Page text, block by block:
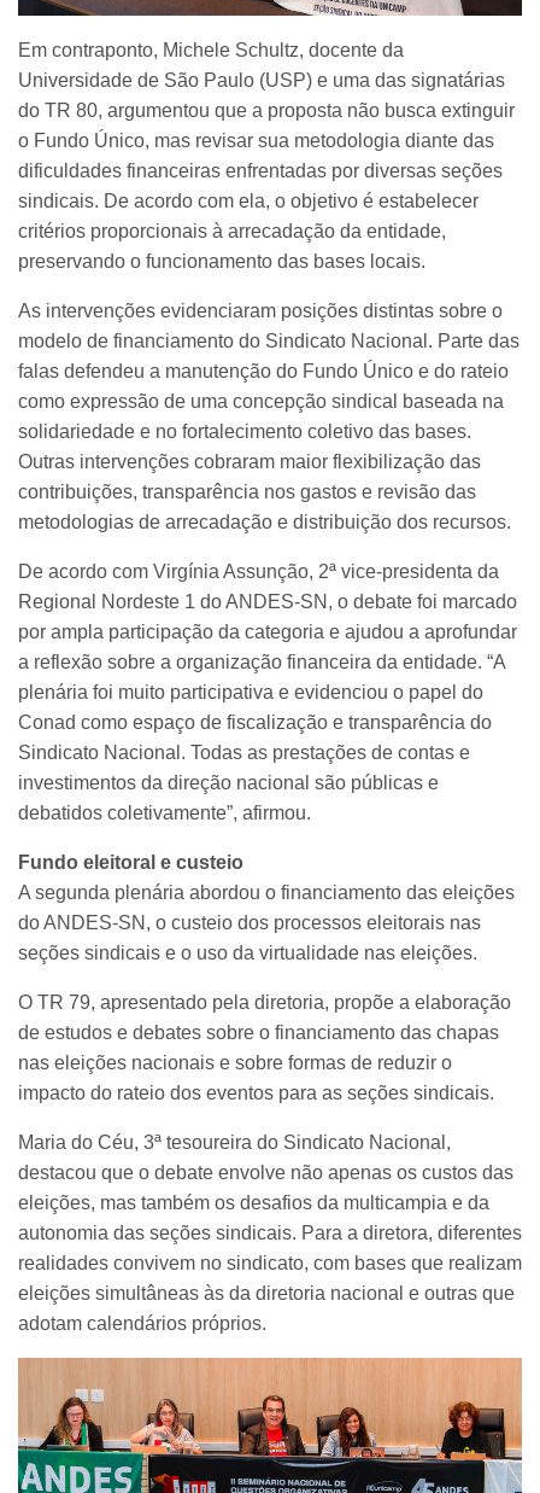
Em contraponto, Michele Schultz, docente da
Universidade de São Paulo (USP) e uma das signatárias
do TR 80, argumentou que a proposta não busca extinguir
o Fundo Único, mas revisar sua metodologia diante das
dificuldades financeiras enfrentadas por diversas seções
sindicais. De acordo com ela, o objetivo é estabelecer
critérios proporcionais à arrecadação da entidade,
preservando o funcionamento das bases locais.
As intervenções evidenciaram posições distintas sobre o
modelo de financiamento do Sindicato Nacional. Parte das
falas defendeu a manutenção do Fundo Único e do rateio
como expressão de uma concepção sindical baseada na
solidariedade e no fortalecimento coletivo das bases.
Outras intervenções cobraram maior flexibilização das
contribuições, transparência nos gastos e revisão das
metodologias de arrecadação e distribuição dos recursos.
De acordo com Virgínia Assunção, 2ª vice-presidenta da
Regional Nordeste 1 do ANDES-SN, o debate foi marcado
por ampla participação da categoria e ajudou a aprofundar
a reflexão sobre a organização financeira da entidade. “A
plenária foi muito participativa e evidenciou o papel do
Conad como espaço de fiscalização e transparência do
Sindicato Nacional. Todas as prestações de contas e
investimentos da direção nacional são públicas e
debatidos coletivamente”, afirmou.
Fundo eleitoral e custeio
A segunda plenária abordou o financiamento das eleições
do ANDES-SN, o custeio dos processos eleitorais nas
seções sindicais e o uso da virtualidade nas eleições.
O TR 79, apresentado pela diretoria, propõe a elaboração
de estudos e debates sobre o financiamento das chapas
nas eleições nacionais e sobre formas de reduzir o
impacto do rateio dos eventos para as seções sindicais.
Maria do Céu, 3ª tesoureira do Sindicato Nacional,
destacou que o debate envolve não apenas os custos das
eleições, mas também os desafios da multicampia e da
autonomia das seções sindicais. Para a diretora, diferentes
realidades convivem no sindicato, com bases que realizam
eleições simultâneas às da diretoria nacional e outras que
adotam calendários próprios.